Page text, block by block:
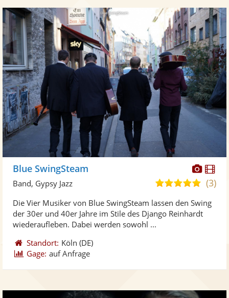
Fotos
Blue SwingSteam
5,0
5
(3)
Band, Gypsy Jazz
Die Vier Musiker von Blue SwingSteam lassen den Swing
der 30er und 40er Jahre im Stile des Django Reinhardt
wiederaufleben. Dabei werden sowohl ...
Standort: Köln (DE)
Gage: auf Anfrage